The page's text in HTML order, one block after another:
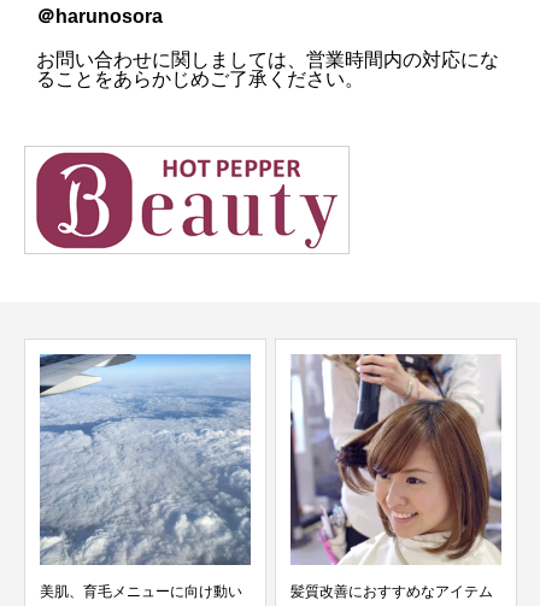
＠harunosora
お問い合わせに関しましては、営業時間内の対応にな
ることをあらかじめご了承ください。
美肌、育毛メニューに向け動い
髪質改善におすすめなアイテム